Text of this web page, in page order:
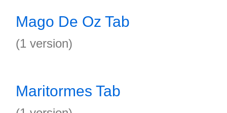
Mago De Oz Tab
(1 version)
Maritormes Tab